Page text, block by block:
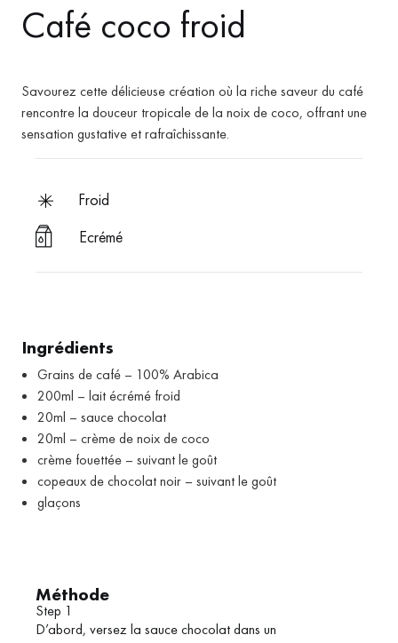
Café coco froid
Savourez cette délicieuse création où la riche saveur du café
rencontre la douceur tropicale de la noix de coco, offrant une
sensation gustative et rafraîchissante.
froid
Ecrémé
Ingrédients
Grains de café – 100% Arabica
200ml – lait écrémé froid
20ml – sauce chocolat
20ml – crème de noix de coco
crème fouettée – suivant le goût
copeaux de chocolat noir – suivant le goût
glaçons
Méthode
Step 1
D’abord, versez la sauce chocolat dans un